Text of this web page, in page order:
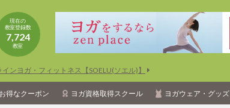
現在の
教室登録数
7,724
教室
ンヨガ・フィットネス【SOELU(ソエル)】
お得なクーポン ヨガ資格取得スクール ヨガウェア・グッズ